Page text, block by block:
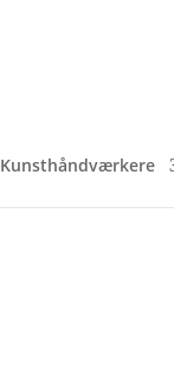
Kunsthåndværkere